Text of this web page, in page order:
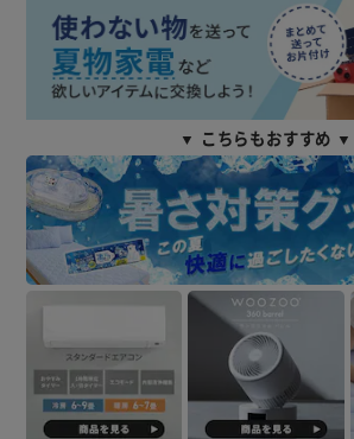
▼ こちらもおすすめ ▼